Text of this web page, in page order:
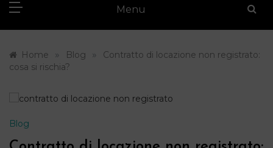
Menu
Home » Blog »
Contratto di locazione non registrato:
cosa si rischia?
Blog